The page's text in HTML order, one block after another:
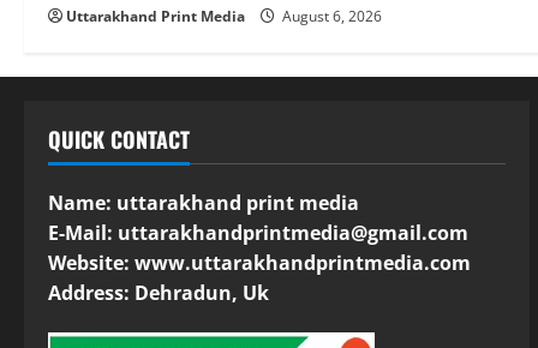
Uttarakhand Print Media August 6, 2026
QUICK CONTACT
Name: uttarakhand print media
E-Mail: uttarakhandprintmedia@gmail.com
Website: www.uttarakhandprintmedia.com
Address: Dehradun, Uk